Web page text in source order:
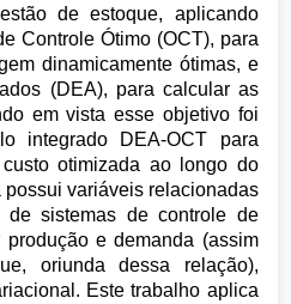
de estoque, aplicando
Controle Ótimo (OCT), para
dinamicamente ótimas, e
(DEA), para calcular as
em vista esse objetivo foi
integrado DEA-OCT para
otimizada ao longo do
variáveis relacionadas
sistemas de controle de
e demanda (assim
oriunda dessa relação),
Este trabalho aplica